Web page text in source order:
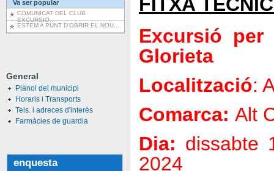
Va ser popular
COMUNICAT DEL CLUB
EXCURSIO...
ESTEM A PUNT D’OBRIR EL NOU...
General
Plànol del municipi
Horaris i Transports
Tels. i adreces d'interès
Farmàcies de guardia
enquesta
Excursió
Glorieta
Localització:
Comarca: Alt
Dia: dissabte
2024